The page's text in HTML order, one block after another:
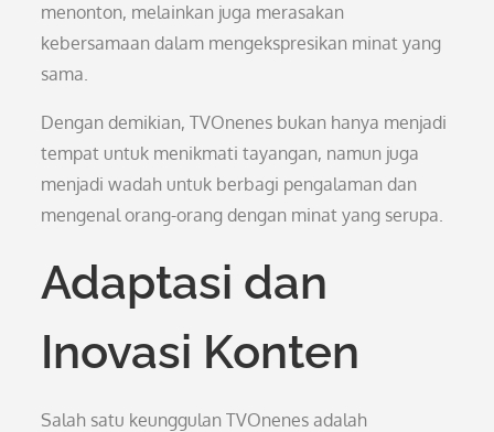
menonton, melainkan juga merasakan
kebersamaan dalam mengekspresikan minat yang
sama.
Dengan demikian, TVOnenes bukan hanya menjadi
tempat untuk menikmati tayangan, namun juga
menjadi wadah untuk berbagi pengalaman dan
mengenal orang-orang dengan minat yang serupa.
Adaptasi dan
Inovasi Konten
Salah satu keunggulan TVOnenes adalah